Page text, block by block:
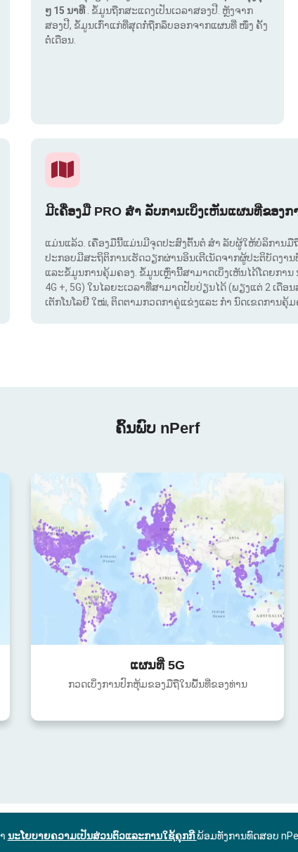
ໆ 15 ນາທີ . ຂໍ້ມູນຖືກສະແດງເປັນເວລາສອງປີ. ຫຼັງຈາກ
ສອງປີ, ຂໍ້ມູນເກົ່າແກ່ທີ່ສຸດກໍ່ຖືກລຶບອອກຈາກແຜນທີ່ ໜຶ່ງ ຄັ້ງ
ຕໍ່ເດືອນ.
ມີເຄື່ອງມື PRO ສຳ ລັບການເບິ່ງເຫັນແຜນທີ່ຂອງກ
ແມ່ນແລ້ວ. ເຄື່ອງມືນີ້ແມ່ນມີຈຸດປະສົງຕົ້ນຕໍ ສຳ ລັບຜູ້ໃຫ້ບໍລິການ
ປະກອບມີສະຖິຕິການເຮັດວຽກຜ່ານອິນເຕີເນັດຈາກຜູ້ປະຕິບັດງາ
ແລະຂໍ້ມູນການຄຸ້ມຄອງ. ຂໍ້ມູນເຫຼົ່ານີ້ສາມາດເບິ່ງເຫັນໄດ້ໂດຍການ
4G +, 5G) ໃນໄລຍະເວລາທີ່ສາມາດປັບປ່ຽນໄດ້ (ພຽງແຕ່ 2 ເດື
ເຕັກໂນໂລຢີ ໃໝ່, ຕິດຕາມກວດກາຄູ່ແຂ່ງແລະ ກຳ ນົດເຂດການຄຸ້
ຄົ້ນພົບ nPerf
ແຜນທີ່ 5G
ກວດເບິ່ງການປົກຫຸ້ມຂອງມືຖືໃນພື້ນທີ່ຂອງທ່ານ
ນະໂຍບາຍຄວາມເປັນສ່ວນຕົວແລະການໃຊ້ຄຸກກີພ້ອມທັງການທົດສອບ